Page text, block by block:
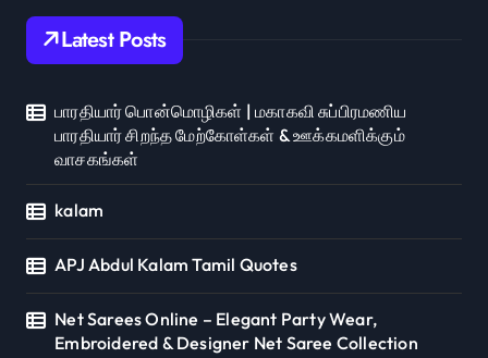
Latest Posts
பாரதியார் பொன்மொழிகள் | மகாகவி சுப்பிரமணிய
பாரதியார் சிறந்த மேற்கோள்கள் & ஊக்கமளிக்கும்
வாசகங்கள்
kalam
APJ Abdul Kalam Tamil Quotes
Net Sarees Online – Elegant Party Wear,
Embroidered & Designer Net Saree Collection